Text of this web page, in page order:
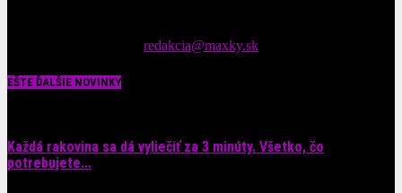
redakcia@maxky.sk
EŠTE ĎALŠIE NOVINKY
Každá rakovina sa dá vyliečiť za 3 minúty. Všetko, čo
potrebujete...